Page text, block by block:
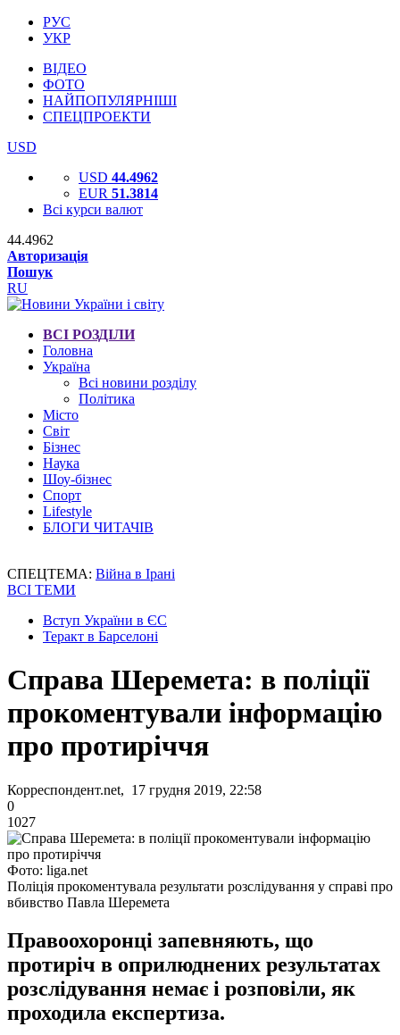
РУС
УКР
ВІДЕО
ФОТО
НАЙПОПУЛЯРНІШІ
СПЕЦПРОЕКТИ
USD
USD 44.4962
EUR 51.3814
Всі курси валют
44.4962
Авторизація
Пошук
RU
ВСІ РОЗДІЛИ
Головна
Україна
Всі новини розділу
Політика
Місто
Світ
Бізнес
Наука
Шоу-бізнес
Спорт
Lifestyle
БЛОГИ ЧИТАЧІВ
СПЕЦТЕМА: Війна в Ірані
ВСІ ТЕМИ
Вступ України в ЄС
Теракт в Барселоні
Справа Шеремета: в поліції
прокоментували інформацію
про протиріччя
Корреспондент.net, 17 грудня 2019, 22:58
0
1027
Фото: liga.net
Поліція прокоментувала результати розслідування у справі про
вбивство Павла Шеремета
Правоохоронці запевняють, що
протиріч в оприлюднених результатах
розслідування немає і розповіли, як
проходила експертиза.